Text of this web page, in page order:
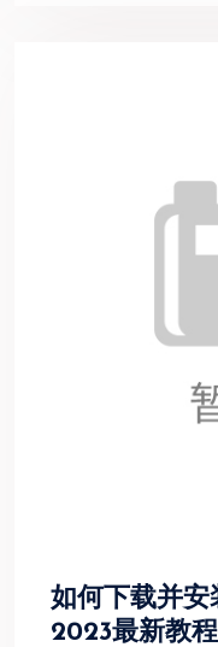
如何下载并
2023最新教程